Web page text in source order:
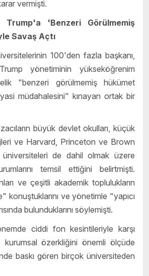
vermişti.
Trump'a 'Benzeri Görülmemiş
Savaş Açtı
100'den fazla başkanı,
yönetiminin yükseköğrenim
"benzeri görülmemiş hükümet
müdahalesini" kınayan ortak bir
büyük devlet okulları, küçük
ve Harvard, Princeton ve Brown
de dahil olmak üzere
temsil ettiğini belirtmişti.
ve çeşitli akademik toplulukların
konuştuklarını ve yönetimle "yapıcı
bulunduklarını söylemişti.
ciddi fon kesintileriyle karşı
kurumsal özerkliğini önemli ölçüde
baskı gören birçok üniversiteden